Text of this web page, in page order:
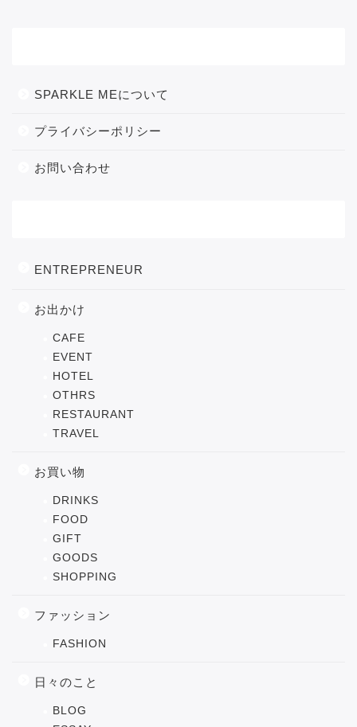
SPARKLE MEについて
プライバシーポリシー
お問い合わせ
ENTREPRENEUR
お出かけ
CAFE
EVENT
HOTEL
OTHRS
RESTAURANT
TRAVEL
お買い物
DRINKS
FOOD
GIFT
GOODS
SHOPPING
ファッション
FASHION
日々のこと
BLOG